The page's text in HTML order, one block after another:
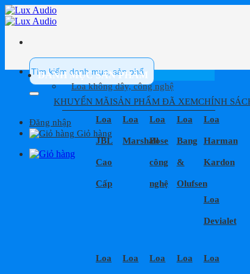
Bỏ
qua
dung
Tìm
kiếm:
KHUYẾN MÃISẢN PHẨM ĐÃ XEMCHÍNH
Đăng nhập
Giỏ hàng
DANH MỤC SẢN PHẨM
Loa không dây, công nghệ
Loa
JBL
Cao
Cấp
Loa
Marshall
Loa
Bose
công
nghệ
Loa
Bang
&
Olufsen
Loa
Harman
Kardon
Loa
Devialet
Loa Loa Loa Loa Loa